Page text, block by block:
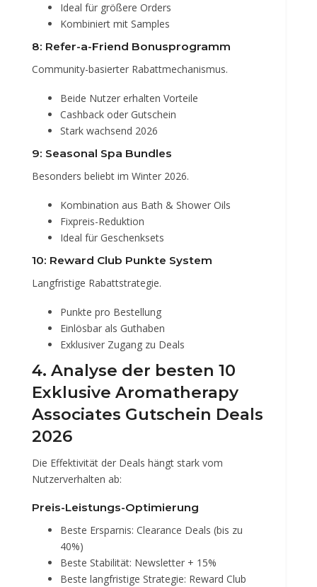
Ideal für größere Orders
Kombiniert mit Samples
8: Refer-a-Friend Bonusprogramm
Community-basierter Rabattmechanismus.
Beide Nutzer erhalten Vorteile
Cashback oder Gutschein
Stark wachsend 2026
9: Seasonal Spa Bundles
Besonders beliebt im Winter 2026.
Kombination aus Bath & Shower Oils
Fixpreis-Reduktion
Ideal für Geschenksets
10: Reward Club Punkte System
Langfristige Rabattstrategie.
Punkte pro Bestellung
Einlösbar als Guthaben
Exklusiver Zugang zu Deals
4. Analyse der besten 10
Exklusive Aromatherapy
Associates Gutschein Deals
2026
Die Effektivität der Deals hängt stark vom
Nutzerverhalten ab:
Preis-Leistungs-Optimierung
Beste Ersparnis: Clearance Deals (bis zu
40%)
Beste Stabilität: Newsletter + 15%
Beste langfristige Strategie: Reward Club